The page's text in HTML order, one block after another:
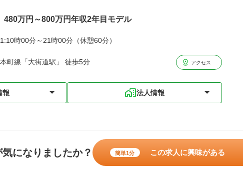
480万円～800万円年収2年目モデル
時00分～21時00分（休憩60分）
町線「大街道駅」 徒歩5分 アクセス
報 法人情報
になりましたか？ 簡単1分 この求人に興味がある